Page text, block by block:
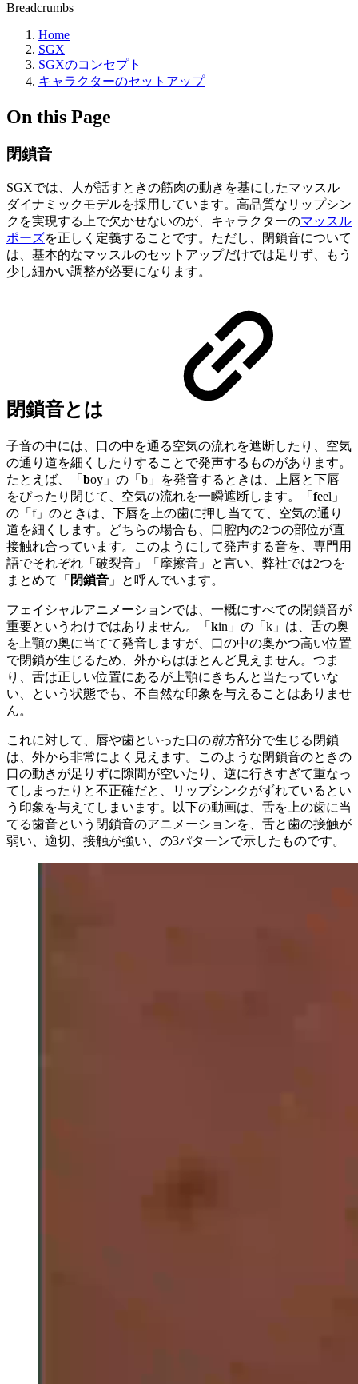
Breadcrumbs
Home
SGX
SGXのコンセプト
キャラクターのセットアップ
On this Page
閉鎖音
SGXでは、人が話すときの筋肉の動きを基にしたマッスル
ダイナミックモデルを採用しています。高品質なリップシン
クを実現する上で欠かせないのが、キャラクターのマッスル
ポーズを正しく定義することです。ただし、閉鎖音について
は、基本的なマッスルのセットアップだけでは足りず、もう
少し細かい調整が必要になります。
閉鎖音とは
子音の中には、口の中を通る空気の流れを遮断したり、空気
の通り道を細くしたりすることで発声するものがあります。
たとえば、「 boy」の「b」を発音するときは、上唇と下唇
をぴったり閉じて、空気の流れを一瞬遮断します。「 feel」
の「f」のときは、下唇を上の歯に押し当てて、空気の通り
道を細くします。どちらの場合も、口腔内の2つの部位が直
接触れ合っています。このようにして発声する音を、専門用
語でそれぞれ「破裂音」「摩擦音」と言い、弊社では2つを
まとめて「 閉鎖音 」と呼んでいます。
フェイシャルアニメーションでは、一概にすべての閉鎖音が
重要というわけではありません。「 kin」の「k」は、舌の奥
を上顎の奥に当てて発音しますが、口の中の奥かつ高い位置
で閉鎖が生じるため、外からはほとんど見えません。つま
り、舌は正しい位置にあるが上顎にきちんと当たっていな
い、という状態でも、不自然な印象を与えることはありませ
ん。
これに対して、唇や歯といった口の前方部分で生じる閉鎖
は、外から非常によく見えます。このような閉鎖音のときの
口の動きが足りずに隙間が空いたり、逆に行きすぎて重なっ
てしまったりと不正確だと、リップシンクがずれているとい
う印象を与えてしまいます。以下の動画は、舌を上の歯に当
てる歯音という閉鎖音のアニメーションを、舌と歯の接触が
弱い、適切、接触が強い、の3パターンで示したものです。